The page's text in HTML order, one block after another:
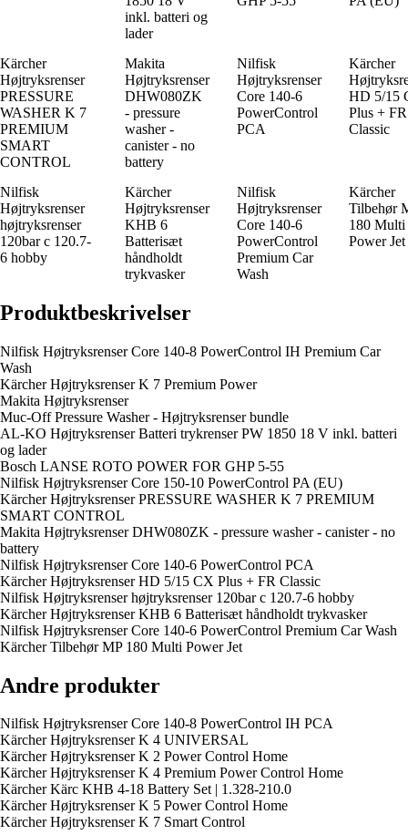
inkl. batteri og
lader
Kärcher
Højtryksrenser
PRESSURE
WASHER K 7
PREMIUM
SMART
CONTROL
Makita
Højtryksrenser
DHW080ZK
- pressure
washer -
canister - no
battery
Nilfisk
Højtryksrenser
Core 140-6
PowerControl
PCA
Kärcher
HD 5/15
Plus + FR
Classic
Nilfisk
Højtryksrenser
højtryksrenser
120bar c 120.7-
6 hobby
Kärcher
Højtryksrenser
KHB 6
Batterisæt
håndholdt
trykvasker
Nilfisk
Højtryksrenser
Core 140-6
PowerControl
Premium Car
Wash
Kärcher
Tilbehør
180 Multi
Power Jet
Produktbeskrivelser
Nilfisk Højtryksrenser Core 140-8 PowerControl IH Premium Car
Wash
Kärcher Højtryksrenser K 7 Premium Power
Makita Højtryksrenser
Muc-Off Pressure Washer - Højtryksrenser bundle
AL-KO Højtryksrenser Batteri trykrenser PW 1850 18 V inkl. batteri
og lader
Bosch LANSE ROTO POWER FOR GHP 5-55
Nilfisk Højtryksrenser Core 150-10 PowerControl PA (EU)
Kärcher Højtryksrenser PRESSURE WASHER K 7 PREMIUM
SMART CONTROL
Makita Højtryksrenser DHW080ZK - pressure washer - canister - no
battery
Nilfisk Højtryksrenser Core 140-6 PowerControl PCA
Kärcher Højtryksrenser HD 5/15 CX Plus + FR Classic
Nilfisk Højtryksrenser højtryksrenser 120bar c 120.7-6 hobby
Kärcher Højtryksrenser KHB 6 Batterisæt håndholdt trykvasker
Nilfisk Højtryksrenser Core 140-6 PowerControl Premium Car Wash
Kärcher Tilbehør MP 180 Multi Power Jet
Andre produkter
Nilfisk Højtryksrenser Core 140-8 PowerControl IH PCA
Kärcher Højtryksrenser K 4 UNIVERSAL
Kärcher Højtryksrenser K 2 Power Control Home
Kärcher Højtryksrenser K 4 Premium Power Control Home
Kärcher Kärc KHB 4-18 Battery Set | 1.328-210.0
Kärcher Højtryksrenser K 5 Power Control Home
Kärcher Højtryksrenser K 7 Smart Control